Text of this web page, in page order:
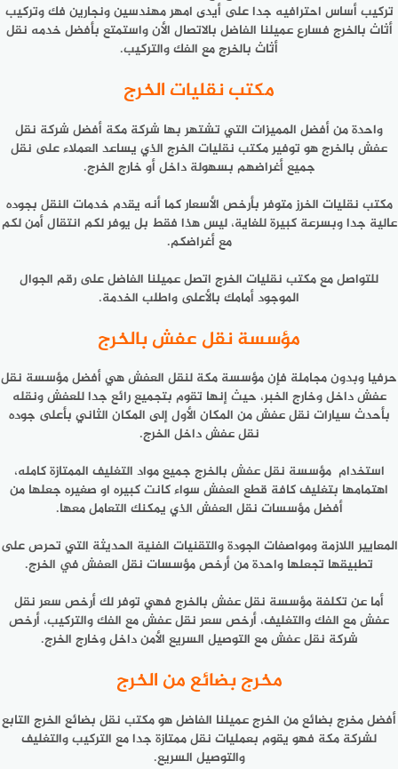
تركيب أساس احترافيه جدا على أيدى امهر مهندسين ونجارين فك وتركيب
أثاث بالخرج فسارع عميلنا الفاضل بالاتصال الأن واستمتع بأفضل خدمه نقل
أثاث بالخرج مع الفك والتركيب.
مكتب نقليات الخرج
واحدة من أفضل المميزات التي تشتهر بها شركة مكة أفضل شركة نقل
عفش بالخرج هو توفير مكتب نقليات الخرج الذي يساعد العملاء على نقل
جميع أغراضهم بسهولة داخل أو خارج الخرج.
مكتب نقليات الخرز متوفر بأرخص الأسعار كما أنه يقدم خدمات النقل بجوده
عالية جدا وبسرعة كبيرة للغاية، ليس هذا فقط بل يوفر لكم انتقال أمن لكم
مع أغراضكم.
للتواصل مع مكتب نقليات الخرج اتصل عميلنا الفاضل على رقم الجوال
الموجود أمامك بالأعلى واطلب الخدمة.
مؤسسة نقل عفش بالخرج
حرفيا وبدون مجاملة فإن مؤسسة مكة لنقل العفش هي أفضل مؤسسة نقل
عفش داخل وخارج الخبر، حيث إنها تقوم بتجميع رائع جدا للعفش ونقله
بأحدث سيارات نقل عفش من المكان الأول إلى المكان الثاني بأعلى جوده
نقل عفش داخل الخرج.
استخدام مؤسسة نقل عفش بالخرج جميع مواد التغليف الممتازة كامله،
اهتمامها بتغليف كافة قطع العفش سواء كانت كبيره او صغيره جعلها من
أفضل مؤسسات نقل العفش الذي يمكنك التعامل معها.
المعايير اللازمة ومواصفات الجودة والتقنيات الفنية الحديثة التي تحرص على
تطبيقها تجعلها واحدة من أرخص مؤسسات نقل العفش في الخرج.
أما عن تكلفة مؤسسة نقل عفش بالخرج فهي توفر لك أرخص سعر نقل
عفش مع الفك والتغليف، أرخص سعر نقل عفش مع الفك والتركيب، أرخص
شركة نقل عفش مع التوصيل السريع الأمن داخل وخارج الخرج.
مخرج بضائع من الخرج
أفضل مخرج بضائع من الخرج عميلنا الفاضل هو مكتب نقل بضائع الخرج التابع
لشركة مكة فهو يقوم بعمليات نقل ممتازة جدا مع التركيب والتغليف
والتوصيل السريع.